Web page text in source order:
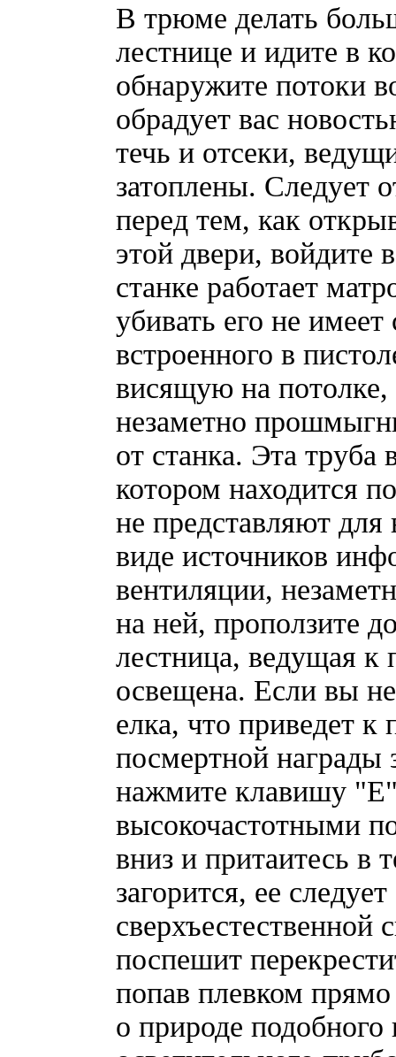
В трюме делать
лестнице и идите в
обнаружите потоки
обрадует вас
течь и отсеки,
затоплены. Следует
перед тем, как
этой двери, войдите
станке работает
убивать его не
встроенного в
висящую на
незаметно
от станка. Эта труба
котором находится
не представляют для
виде источников
вентиляции,
на ней, проползите
лестница, ведущая к
освещена. Если вы не
елка, что приведет
посмертной награды
нажмите клавишу
высокочастотными
вниз и притаитесь в
загорится, ее
сверхъестественной
поспешит
попав плевком
о природе подобного